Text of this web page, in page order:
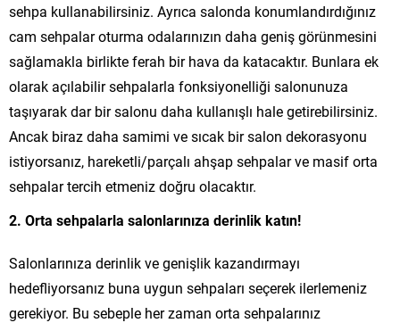
sehpa kullanabilirsiniz. Ayrıca salonda konumlandırdığınız
cam sehpalar oturma odalarınızın daha geniş görünmesini
sağlamakla birlikte ferah bir hava da katacaktır. Bunlara ek
olarak açılabilir sehpalarla fonksiyonelliği salonunuza
taşıyarak dar bir salonu daha kullanışlı hale getirebilirsiniz.
Ancak biraz daha samimi ve sıcak bir salon dekorasyonu
istiyorsanız, hareketli/parçalı ahşap sehpalar ve masif orta
sehpalar tercih etmeniz doğru olacaktır.
2. Orta sehpalarla salonlarınıza derinlik katın!
Salonlarınıza derinlik ve genişlik kazandırmayı
hedefliyorsanız buna uygun sehpaları seçerek ilerlemeniz
gerekiyor. Bu sebeple her zaman orta sehpalarınız